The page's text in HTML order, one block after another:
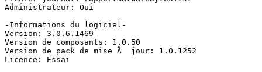
Administrateur: Oui
-Informations du logiciel-
Version: 3.0.6.1469
Version de composants: 1.0.50
Version de pack de mise Ã  jour: 1.0.1252
Licence: Essai